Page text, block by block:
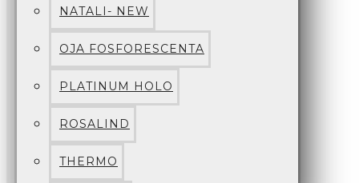
NATALI- NEW
OJA FOSFORESCENTA
PLATINUM HOLO
ROSALIND
THERMO